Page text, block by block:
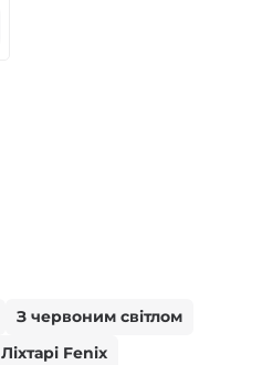
З червоним світлом
Ліхтарі Fenix